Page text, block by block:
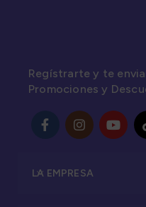
Regístrarte y te
Promociones y
LA EMPRESA